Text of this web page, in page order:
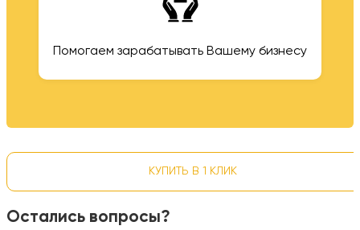
Помогаем зарабатывать Вашему бизнесу
КУПИТЬ В 1 КЛИК
Остались вопросы?